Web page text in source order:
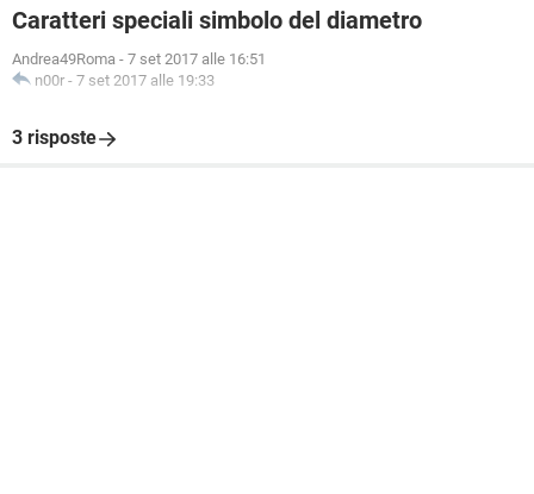
Caratteri speciali simbolo del diametro
Andrea49Roma - 7 set 2017 alle 16:51
n00r - 7 set 2017 alle 19:33
3 risposte